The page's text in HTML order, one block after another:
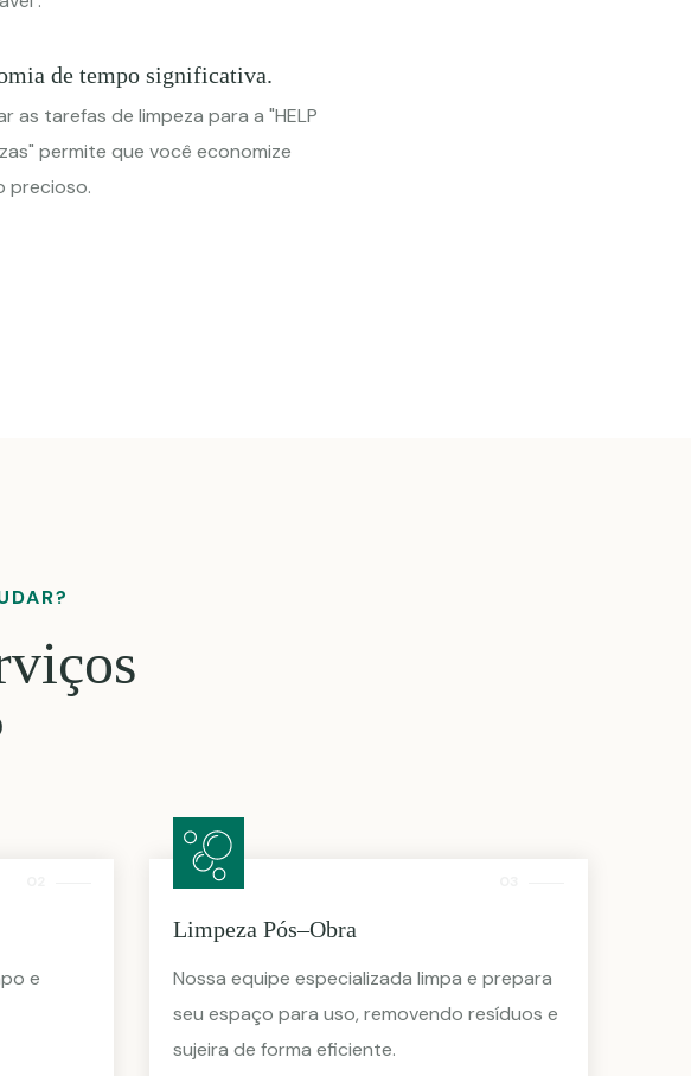
de tempo significativa.
as tarefas de limpeza para a "HELP
permite que você economize
precioso.
e
Limpeza Pós–Obra
Nossa equipe especializada limpa e prepara
seu espaço para uso, removendo resíduos e
sujeira de forma eficiente.